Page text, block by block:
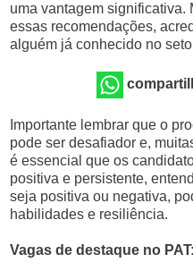
uma vantagem significativa.
essas recomendações,
alguém já conhecido no
Importante lembrar que o
pode ser desafiador e,
é essencial que os
positiva e persistente,
seja positiva ou negativa,
habilidades e resiliência.
Vagas de destaque no